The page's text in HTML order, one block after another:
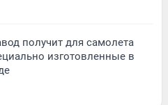
получит для самолета
изготовленные в